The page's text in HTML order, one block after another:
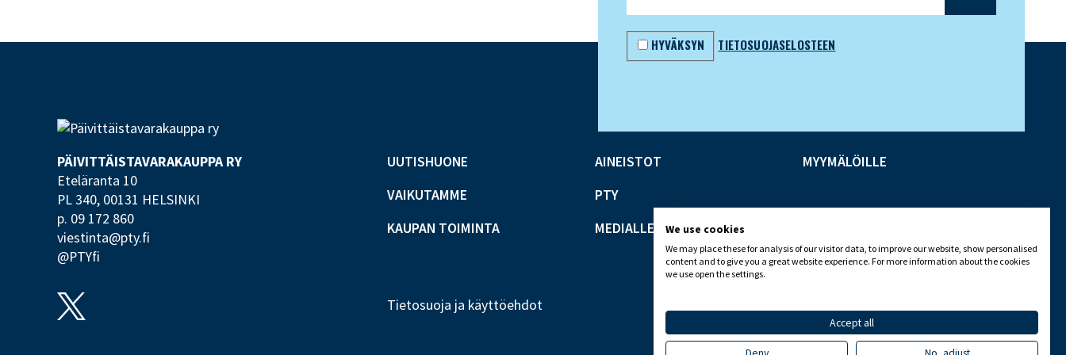
HYVÄKSYN TIETOSUOJASELOSTEEN
PÄIVITTÄISTAVARA­KAUPPA RY
Eteläranta 10
PL 340, 00131 HELSINKI
p. 09 172 860
viestinta@pty.fi
@PTYfi
UUTISHUONE
VAIKUTAMME
KAUPAN TOIMINTA
AINEISTOT
PTY
MEDIALLE
MYYMÄLÖILLE
Tietosuoja ja käyttöehdot
We use cookies
We may place these for analysis of our visitor data, to improve our website, show personalised
content and to give you a great website experience. For more information about the cookies
we use open the settings.
Accept all